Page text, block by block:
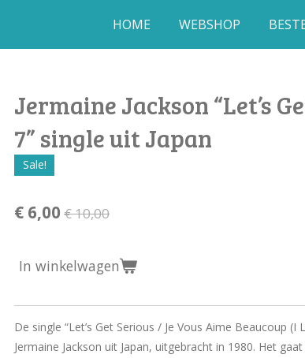
HOME WEBSHOP
Jermaine Jackson “Let’s
7” single uit Japan
Sale!
€ 6,00 € 10,00
In winkelwagen
De single “Let’s Get Serious / Je Vous Aime Beaucoup (I
Jermaine Jackson uit Japan, uitgebracht in 1980. Het